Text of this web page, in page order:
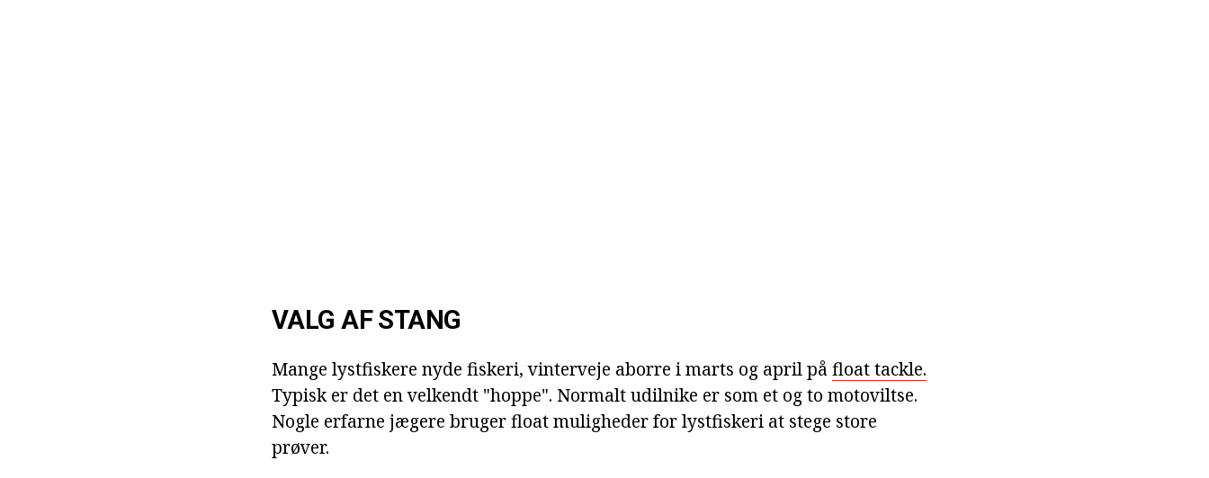
VALG AF STANG
Mange lystfiskere nyde fiskeri, vinterveje aborre i marts og april påfloat tackle.
Typisk er det en velkendt "hoppe". Normalt udilnike er som et og to motoviltse.
Nogle erfarne jægere bruger float muligheder for lystfiskeri at stege store
prøver.